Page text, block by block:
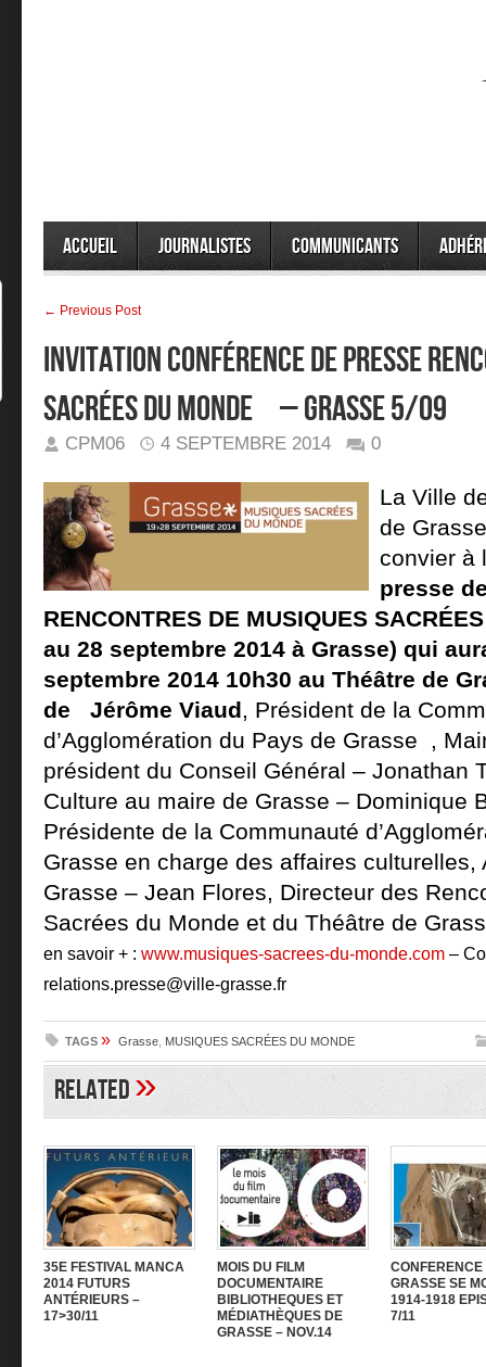
Accueil Journalistes Communicants
← Previous Post
INVITATION CONFÉRENCE DE PRESSE
SACRÉES DU MONDE – GRASSE 5/09
CPM06 4 SEPTEMBRE 2014 0
La Ville
de
convier à
presse
RENCONTRES DE MUSIQUES
au 28 septembre 2014 à Grasse) qui
septembre 2014 10h30 au Théâtre de
de Jérôme Viaud, Président de la
d’Agglomération du Pays de Grasse ,
président du Conseil Général – Jonathan
Culture au maire de Grasse – Dominique
Présidente de la Communauté
Grasse en charge des affaires culturelles,
Grasse – Jean Flores, Directeur des
Sacrées du Monde et du Théâtre de
en savoir + : www.musiques-sacrees-du-monde.com –
relations.presse@ville-grasse.fr
TAGS » Grasse MUSIQUES SACRÉES DU MONDE
Related»
35E FESTIVAL MANCA
2014 FUTURS
ANTÉRIEURS –
17>30/11
MOIS DU FILM
DOCUMENTAIRE
BIBLIOTHEQUES ET
MÉDIATHÈQUES DE
GRASSE – NOV.14
CONFERENCE
GRASSE SE
1914-1918
7/11